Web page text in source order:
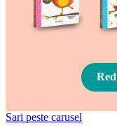
Sari peste carusel